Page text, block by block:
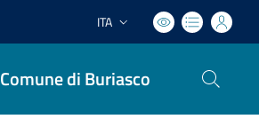
Lingua attiva:
ITA
Comune di Buriasco